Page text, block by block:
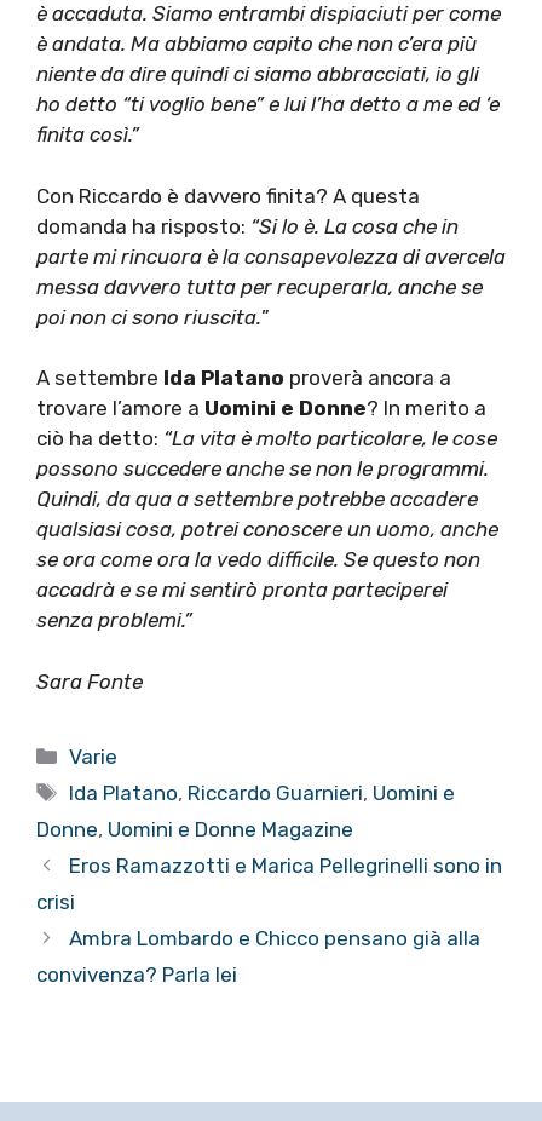
è accaduta. Siamo entrambi dispiaciuti per come
è andata. Ma abbiamo capito che non c’era più
niente da dire quindi ci siamo abbracciati, io gli
ho detto “ti voglio bene” e lui l’ha detto a me ed ‘e
finita così.”
Con Riccardo è davvero finita? A questa
domanda ha risposto: “Si lo è. La cosa che in
parte mi rincuora è la consapevolezza di avercela
messa davvero tutta per recuperarla, anche se
poi non ci sono riuscita.”
A settembre Ida Platano proverà ancora a
trovare l’amore a Uomini e Donne? In merito a
ciò ha detto: “La vita è molto particolare, le cose
possono succedere anche se non le programmi.
Quindi, da qua a settembre potrebbe accadere
qualsiasi cosa, potrei conoscere un uomo, anche
se ora come ora la vedo difficile. Se questo non
accadrà e se mi sentirò pronta parteciperei
senza problemi.”
Sara Fonte
Categorie
Varie
Tag
Ida Platano, Riccardo Guarnieri, Uomini e
Donne, Uomini e Donne Magazine
Eros Ramazzotti e Marica Pellegrinelli sono in
crisi
Ambra Lombardo e Chicco pensano già alla
convivenza? Parla lei